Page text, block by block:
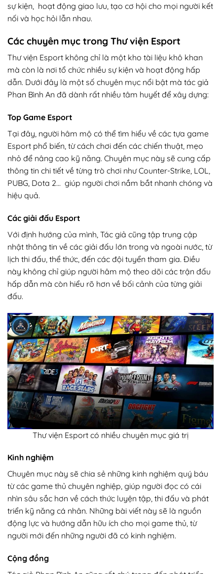
sự kiện, hoạt động giao lưu, tạo cơ hội cho mọi người kết
nối và học hỏi lẫn nhau.
Các chuyên mục trong Thư viện Esport
Thư viện Esport không chỉ là một kho tài liệu khô khan
mà còn là nơi tổ chức nhiều sự kiện và hoạt động hấp
dẫn. Dưới đây là một số chuyên mục nổi bật mà tác giả
Phan Bình An đã dành rất nhiều tâm huyết để xây dựng:
Top Game Esport
Tại đây, người hâm mộ có thể tìm hiểu về các tựa game
Esport phổ biến, từ cách chơi đến các chiến thuật, mẹo
nhỏ để nâng cao kỹ năng. Chuyên mục này sẽ cung cấp
thông tin chi tiết về từng trò chơi như Counter-Strike, LOL,
PUBG, Dota 2… giúp người chơi nắm bắt nhanh chóng và
hiệu quả.
Các giải đấu Esport
Với định hướng của mình, Tác giả cũng tập trung cập
nhật thông tin về các giải đấu lớn trong và ngoài nước, từ
lịch thi đấu, thể thức, đến các đội tuyển tham gia. Điều
này không chỉ giúp người hâm mộ theo dõi các trận đấu
hấp dẫn mà còn hiểu rõ hơn về bối cảnh của từng giải
đấu.
Thư viện Esport có nhiều chuyên mục giá trị
Kinh nghiệm
Chuyên mục này sẽ chia sẻ những kinh nghiệm quý báu
từ các game thủ chuyên nghiệp, giúp người đọc có cái
nhìn sâu sắc hơn về cách thức luyện tập, thi đấu và phát
triển kỹ năng cá nhân. Những bài viết này sẽ là nguồn
động lực và hướng dẫn hữu ích cho mọi game thủ, từ
người mới đến những người đã có kinh nghiệm.
Cộng đồng